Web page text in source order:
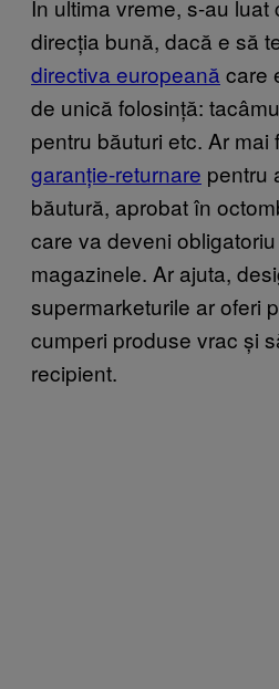
În ultima vreme, s-au luat
direcția bună, dacă e să
directiva europeană care
de unică folosință:
pentru băuturi etc. Ar mai
garanție-returnare pentru
băutură, aprobat în
care va deveni
magazinele. Ar ajuta,
supermarketurile ar oferi
cumperi produse vrac și
recipient.